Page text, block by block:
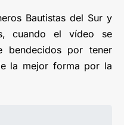
Bautistas del Sur y
cuando el vídeo se
bendecidos por tener
la mejor forma por la